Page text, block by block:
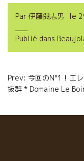
c
b
o
i
t
r
a
l
Par 伊藤與志男 le
Publié dans
de
l’article
Prev: 今回のN°1！エ
抜群 * Domaine Le